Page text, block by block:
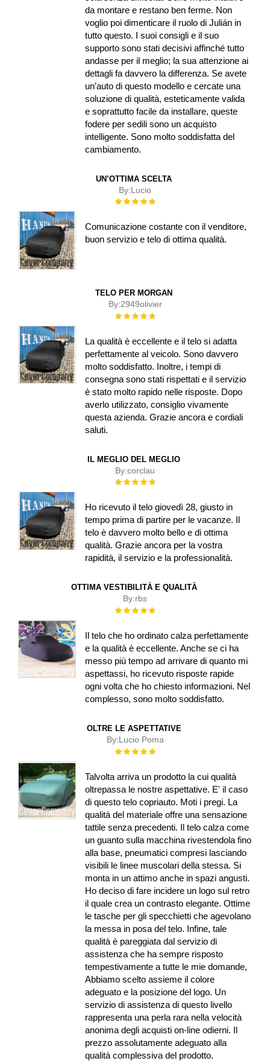
da montare e restano ben ferme. Non
voglio poi dimenticare il ruolo di Julián in
tutto questo. I suoi consigli e il suo
supporto sono stati decisivi affinché tutto
andasse per il meglio; la sua attenzione ai
dettagli fa davvero la differenza. Se avete
un’auto di questo modello e cercate una
soluzione di qualità, esteticamente valida
e soprattutto facile da installare, queste
fodere per sedili sono un acquisto
intelligente. Sono molto soddisfatta del
cambiamento.
UN’OTTIMA SCELTA
By:Lucio
Rating:
Comunicazione costante con il venditore,
buon servizio e telo di ottima qualità.
TELO PER MORGAN
By:2949olivier
Rating:
La qualità è eccellente e il telo si adatta
perfettamente al veicolo. Sono davvero
molto soddisfatto. Inoltre, i tempi di
consegna sono stati rispettati e il servizio
è stato molto rapido nelle risposte. Dopo
averlo utilizzato, consiglio vivamente
questa azienda. Grazie ancora e cordiali
saluti.
IL MEGLIO DEL MEGLIO
By:corclau
Rating:
Ho ricevuto il telo giovedì 28, giusto in
tempo prima di partire per le vacanze. Il
telo è davvero molto bello e di ottima
qualità. Grazie ancora per la vostra
rapidità, il servizio e la professionalità.
OTTIMA VESTIBILITÀ E QUALITÀ
By:rbs
Rating:
Il telo che ho ordinato calza perfettamente
e la qualità è eccellente. Anche se ci ha
messo più tempo ad arrivare di quanto mi
aspettassi, ho ricevuto risposte rapide
ogni volta che ho chiesto informazioni. Nel
complesso, sono molto soddisfatto.
OLTRE LE ASPETTATIVE
By:Lucio Poma
Rating:
Talvolta arriva un prodotto la cui qualità
oltrepassa le nostre aspettative. E' il caso
di questo telo copriauto. Moti i pregi. La
qualità del materiale offre una sensazione
tattile senza precedenti. Il telo calza come
un guanto sulla macchina rivestendola fino
alla base, pneumatici compresi lasciando
visibili le linee muscolari della stessa. Si
monta in un attimo anche in spazi angusti.
Ho deciso di fare incidere un logo sul retro
il quale crea un contrasto elegante. Ottime
le tasche per gli specchietti che agevolano
la messa in posa del telo. Infine, tale
qualità è pareggiata dal servizio di
assistenza che ha sempre risposto
tempestivamente a tutte le mie domande,
Abbiamo scelto assieme il colore
adeguato e la posizione del logo. Un
servizio di assistenza di questo livello
rappresenta una perla rara nella velocità
anonima degli acquisti on-line odierni. Il
prezzo assolutamente adeguato alla
qualità complessiva del prodotto.